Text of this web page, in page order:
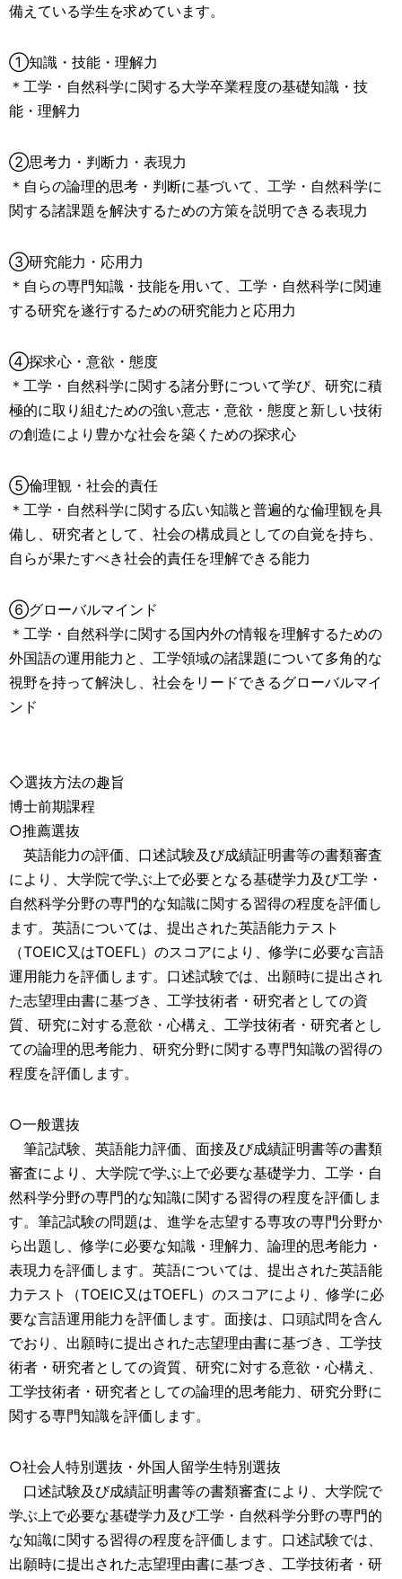
備えている学生を求めています。
①知識・技能・理解力
＊工学・自然科学に関する大学卒業程度の基礎知識・技
能・理解力
②思考力・判断力・表現力
＊自らの論理的思考・判断に基づいて、工学・自然科学に
関する諸課題を解決するための方策を説明できる表現力
③研究能力・応用力
＊自らの専門知識・技能を用いて、工学・自然科学に関連
する研究を遂行するための研究能力と応用力
④探求心・意欲・態度
＊工学・自然科学に関する諸分野について学び、研究に積
極的に取り組むための強い意志・意欲・態度と新しい技術
の創造により豊かな社会を築くための探求心
⑤倫理観・社会的責任
＊工学・自然科学に関する広い知識と普遍的な倫理観を具
備し、研究者として、社会の構成員としての自覚を持ち、
自らが果たすべき社会的責任を理解できる能力
⑥グローバルマインド
＊工学・自然科学に関する国内外の情報を理解するための
外国語の運用能力と、工学領域の諸課題について多角的な
視野を持って解決し、社会をリードできるグローバルマイ
ンド
◇選抜方法の趣旨
博士前期課程
○推薦選抜
英語能力の評価、口述試験及び成績証明書等の書類審査
により、大学院で学ぶ上で必要となる基礎学力及び工学・
自然科学分野の専門的な知識に関する習得の程度を評価し
ます。英語については、提出された英語能力テスト
（TOEIC又はTOEFL）のスコアにより、修学に必要な言語
運用能力を評価します。口述試験では、出願時に提出され
た志望理由書に基づき、工学技術者・研究者としての資
質、研究に対する意欲・心構え、工学技術者・研究者とし
ての論理的思考能力、研究分野に関する専門知識の習得の
程度を評価します。
○一般選抜
筆記試験、英語能力評価、面接及び成績証明書等の書類
審査により、大学院で学ぶ上で必要な基礎学力、工学・自
然科学分野の専門的な知識に関する習得の程度を評価しま
す。筆記試験の問題は、進学を志望する専攻の専門分野か
ら出題し、修学に必要な知識・理解力、論理的思考能力・
表現力を評価します。英語については、提出された英語能
力テスト（TOEIC又はTOEFL）のスコアにより、修学に必
要な言語運用能力を評価します。面接は、口頭試問を含ん
でおり、出願時に提出された志望理由書に基づき、工学技
術者・研究者としての資質、研究に対する意欲・心構え、
工学技術者・研究者としての論理的思考能力、研究分野に
関する専門知識を評価します。
○社会人特別選抜・外国人留学生特別選抜
口述試験及び成績証明書等の書類審査により、大学院で
学ぶ上で必要な基礎学力及び工学・自然科学分野の専門的
な知識に関する習得の程度を評価します。口述試験では、
出願時に提出された志望理由書に基づき、工学技術者・研